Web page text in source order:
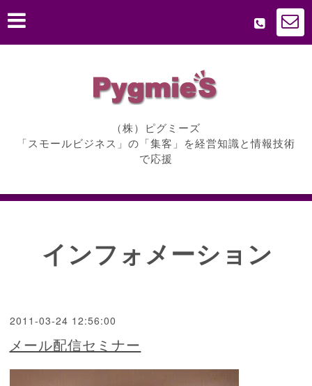
（株）ピグミーズ
「スモールビジネス」の「集客」を経営知識と情報技術
で応援
インフォメーション
2011-03-24 12:56:00
メール配信セミナー